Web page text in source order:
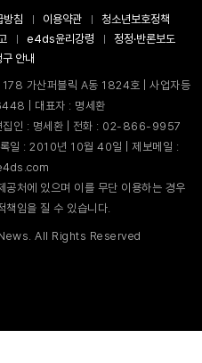
방침 이용약관
청소년보호정책
e4ds윤리강령
정정·반론보도
안내
178 가산퍼블릭 A동 1824호 | 사업자등
| 대표자 : 명세환
집인 : 명세환 | 전화 : 02-866-9957
일 : 2010년 10월 40일 | 제보메일 :
처에 있으며 이를 무단 이용하는 경우
책임을 질 수 있습니다.
All Rights Reserved